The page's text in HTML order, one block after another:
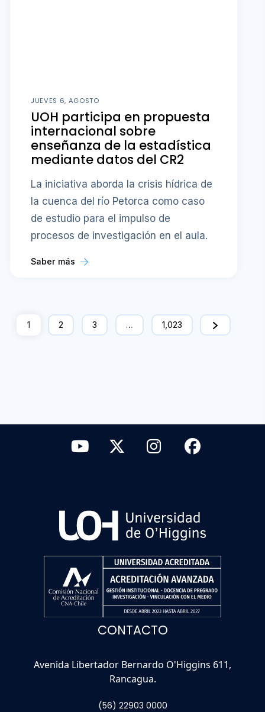
JUEVES 6, AGOSTO
UOH participa en propuesta
internacional sobre
enseñanza de la estadística
mediante datos del CR2
La iniciativa aborda la crisis hídrica de
la cuenca del río Petorca como caso
de estudio para el impulso de
procesos de investigación en el aula.
Saber más
1 2 3 … 1,023
CONTACTO
Avenida Libertador Bernardo O'Higgins 611,
Rancagua.
(56) 22903 0000